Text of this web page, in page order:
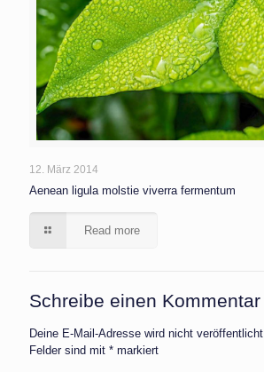
12. März 2014
Aenean ligula molstie viverra fermentum
Read more
Schreibe einen Kommentar
Deine E-Mail-Adresse wird nicht veröffentlicht.
Felder sind mit * markiert